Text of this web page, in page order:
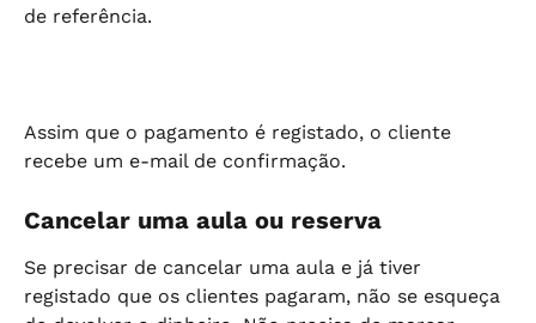
de referência.
Assim que o pagamento é registado, o cliente
recebe um e-mail de confirmação.
Cancelar uma aula ou reserva
Se precisar de cancelar uma aula e já tiver
registado que os clientes pagaram, não se esqueça